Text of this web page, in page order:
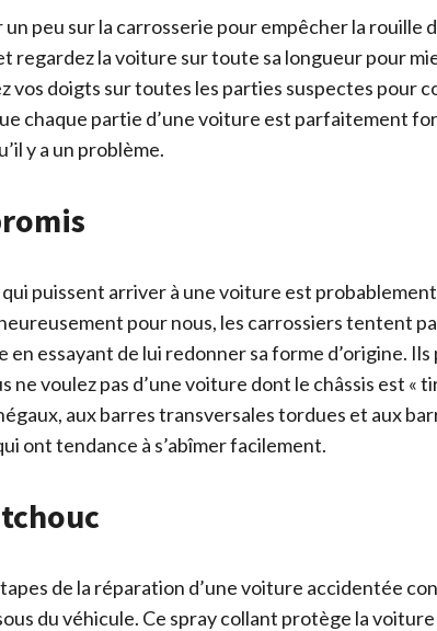
peu sur la carrosserie pour empêcher la rouille
regardez la voiture sur toute sa longueur pour
vos doigts sur toutes les parties suspectes pour
chaque partie d’une voiture est parfaitement
y a un problème.
qui puissent arriver à une voiture est
pour nous, les carrossiers tentent
essayant de lui redonner sa forme d’origine. Ils
ne voulez pas d’une voiture dont le châssis est «
aux barres transversales tordues et aux
ont tendance à s’abîmer facilement.
de la réparation d’une voiture accidentée
du véhicule. Ce spray collant protège la